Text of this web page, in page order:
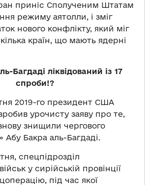
приніс Сполученим Штатам
режиму аятолли, і зміг
нового конфлікту, який міг
країн, що мають ядерні
Багдаді ліквідований із 17
спроби!?
2019-го президент США
урочисту заяву про те,
знищили чергового
Бакра аль-Багдаді.
спецпідрозділ
у сирійській провінції
під час якої